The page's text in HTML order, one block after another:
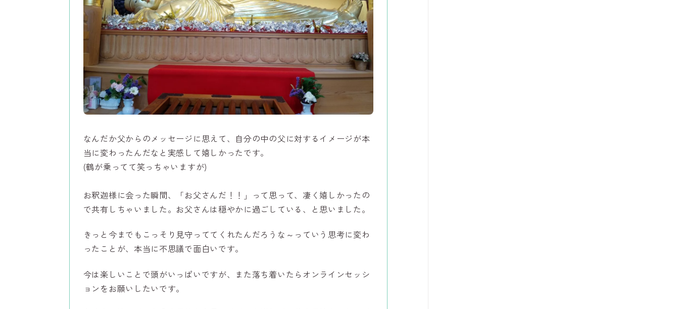
なんだか父からのメッセージに思えて、自分の中の父に対するイメージが本
当に変わったんだなと実感して嬉しかったです。
(鶴が乗ってて笑っちゃいますが)
お釈迦様に会った瞬間、「お父さんだ！！」って思って、凄く嬉しかったの
で共有しちゃいました。お父さんは穏やかに過ごしている、と思いました。
きっと今までもこっそり見守っててくれたんだろうな～っていう思考に変わ
ったことが、本当に不思議で面白いです。
今は楽しいことで頭がいっぱいですが、また落ち着いたらオンラインセッシ
ョンをお願いしたいです。